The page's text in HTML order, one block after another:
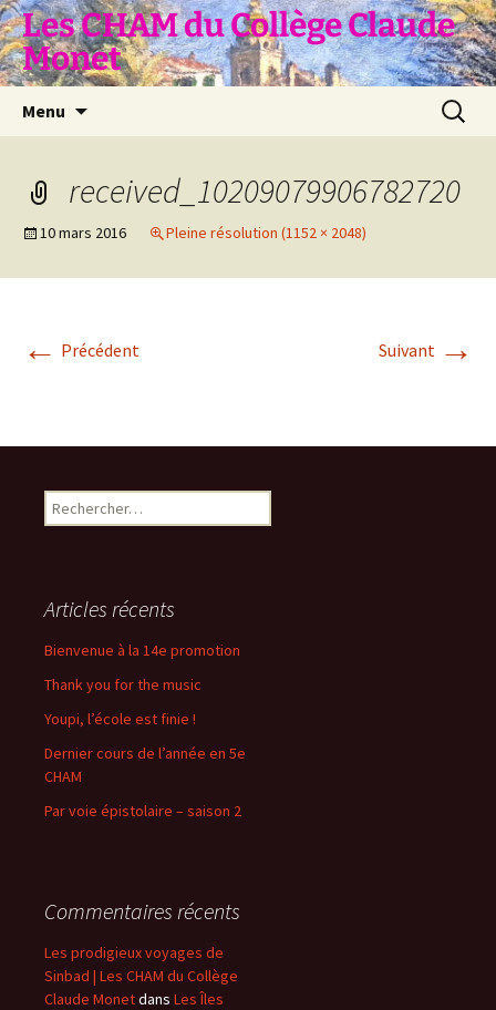
Aller
au
contenu
Les CHAM du Collège Claude
Monet
Menu
received_10209079906782720
10 mars 2016 Pleine résolution (1152 × 2048)
← Précédent Suivant →
Rechercher :
Articles récents
Bienvenue à la 14e promotion
Thank you for the music
Youpi, l’école est finie !
Dernier cours de l’année en 5e
CHAM
Par voie épistolaire – saison 2
Commentaires récents
Les prodigieux voyages de
Sinbad | Les CHAM du Collège
Claude Monetdans Les Îles